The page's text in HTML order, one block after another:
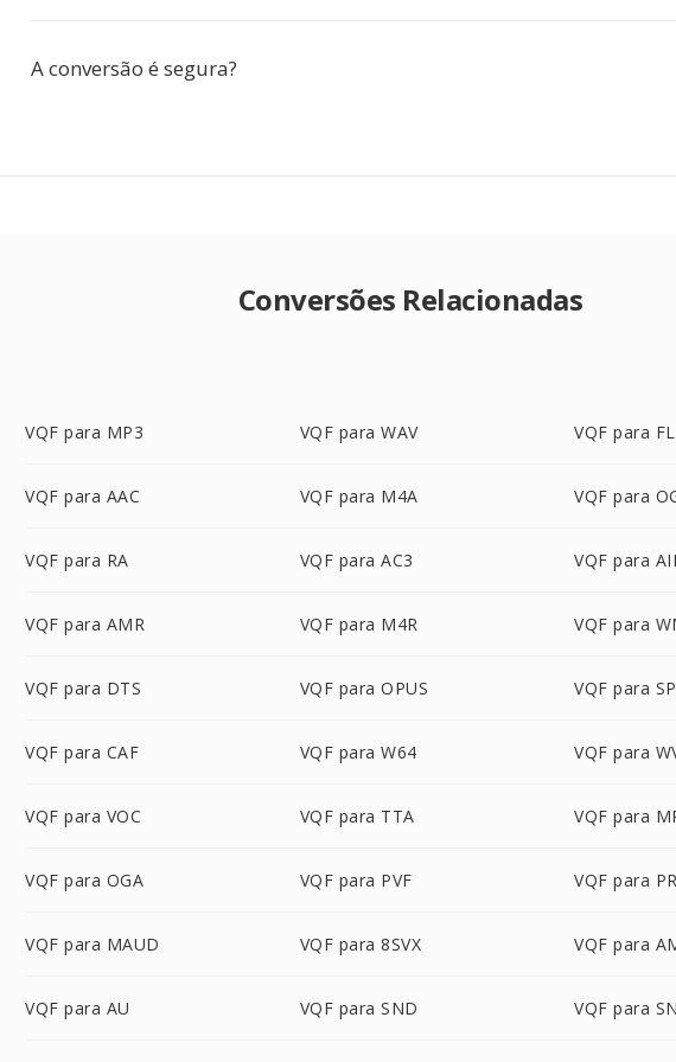
A conversão é segura?
Conversões Relacionadas
VQF para MP3 VQF para WAV VQF para
VQF para AAC VQF para M4A VQF para
VQF para RA VQF para AC3 VQF para
VQF para AMR VQF para M4R VQF para
VQF para DTS VQF para OPUS VQF para
VQF para CAF VQF para W64 VQF para
VQF para VOC VQF para TTA VQF para
VQF para OGA VQF para PVF VQF para
VQF para MAUD VQF para 8SVX VQF para
VQF para AU VQF para SND VQF para